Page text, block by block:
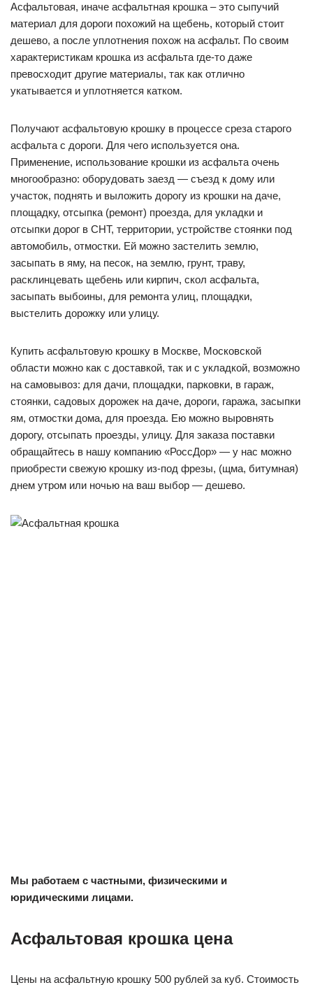
Асфальтовая, иначе асфальтная крошка – это сыпучий
материал для дороги похожий на щебень, который стоит
дешево, а после уплотнения похож на асфальт. По своим
характеристикам крошка из асфальта где-то даже
превосходит другие материалы, так как отлично
укатывается и уплотняется катком.
Получают асфальтовую крошку в процессе среза старого
асфальта с дороги. Для чего используется она.
Применение, использование крошки из асфальта очень
многообразно: оборудовать заезд — съезд к дому или
участок, поднять и выложить дорогу из крошки на даче,
площадку, отсыпка (ремонт) проезда, для укладки и
отсыпки дорог в СНТ, территории, устройстве стоянки под
автомобиль, отмостки. Ей можно застелить землю,
засыпать в яму, на песок, на землю, грунт, траву,
расклинцевать щебень или кирпич, скол асфальта,
засыпать выбоины, для ремонта улиц, площадки,
выстелить дорожку или улицу.
Купить асфальтовую крошку в Москве, Московской
области можно как с доставкой, так и с укладкой, возможно
на самовывоз: для дачи, площадки, парковки, в гараж,
стоянки, садовых дорожек на даче, дороги, гаража, засыпки
ям, отмостки дома, для проезда. Ею можно выровнять
дорогу, отсыпать проезды, улицу. Для заказа поставки
обращайтесь в нашу компанию «РоссДор» — у нас можно
приобрести свежую крошку из-под фрезы, (щма, битумная)
днем утром или ночью на ваш выбор — дешево.
Мы работаем с частными, физическими и
юридическими лицами.
Асфальтовая крошка цена
Цены на асфальтную крошку 500 рублей за куб. Стоимость